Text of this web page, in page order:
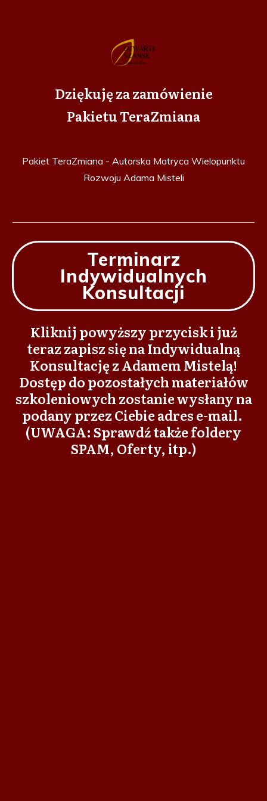
Dziękuję za zamówienie
Pakietu TeraZmiana
Pakiet TeraZmiana - Autorska Matryca Wielopunktu
Rozwoju Adama Misteli
Terminarz
Indywidualnych
Konsultacji
Kliknij powyższy przycisk i już
teraz zapisz się na Indywidualną
Konsultację z Adamem Mistelą!
Dostęp do pozostałych materiałów
szkoleniowychzostanie wysłany na
podany przez Ciebie adres e-mail.
(UWAGA: Sprawdź także foldery
SPAM, Oferty, itp.)